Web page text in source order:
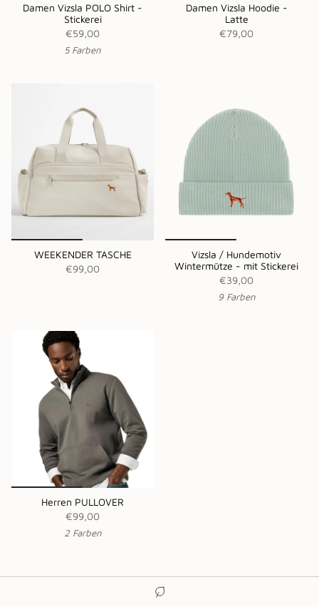
Damen Vizsla POLO Shirt -
Stickerei
€59,00
5 Farben
Damen Vizsla Hoodie -
Latte
€79,00
WEEKENDER TASCHE
€99,00
Vizsla / Hundemotiv
Wintermütze - mit Stickerei
€39,00
9 Farben
Herren PULLOVER
€99,00
2 Farben